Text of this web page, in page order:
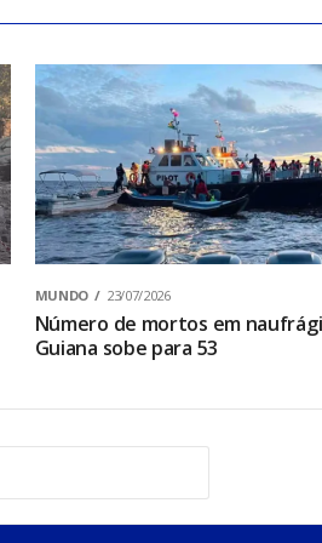
MUNDO 23/07/2026
Número de mortos em
Guiana sobe para 53